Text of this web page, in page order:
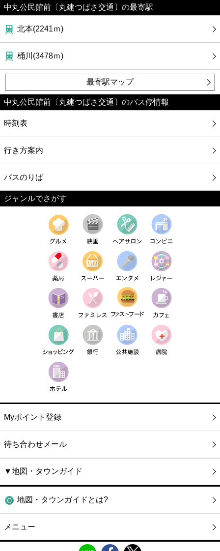
病院
ホテル
中丸公民館前〔丸建つばさ交通〕の最寄駅
北本(2241ｍ)
桶川(3478ｍ)
最寄駅マップ
中丸公民館前〔丸建つばさ交通〕のバス停情報
時刻表
行き方案内
バスのりば
ジャンルでさがす
Myポイント登録
待ち合わせメール
▼地図・タウンガイド
地図・タウンガイドとは?
メニュー